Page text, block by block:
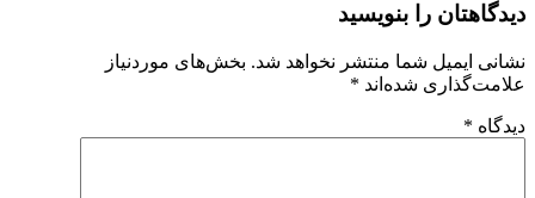
دیدگاهتان را بنویسید
نشانی ایمیل شما منتشر نخواهد شد. بخش‌های موردنیاز
علامت‌گذاری شده‌اند *
دیدگاه *